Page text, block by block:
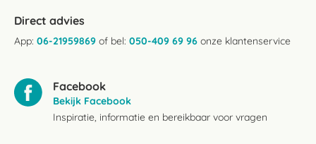
Direct advies
App: 06-21959869 of bel: 050-409 69 96 onze klantenservice
Facebook
Bekijk Facebook
Inspiratie, informatie en bereikbaar voor vragen